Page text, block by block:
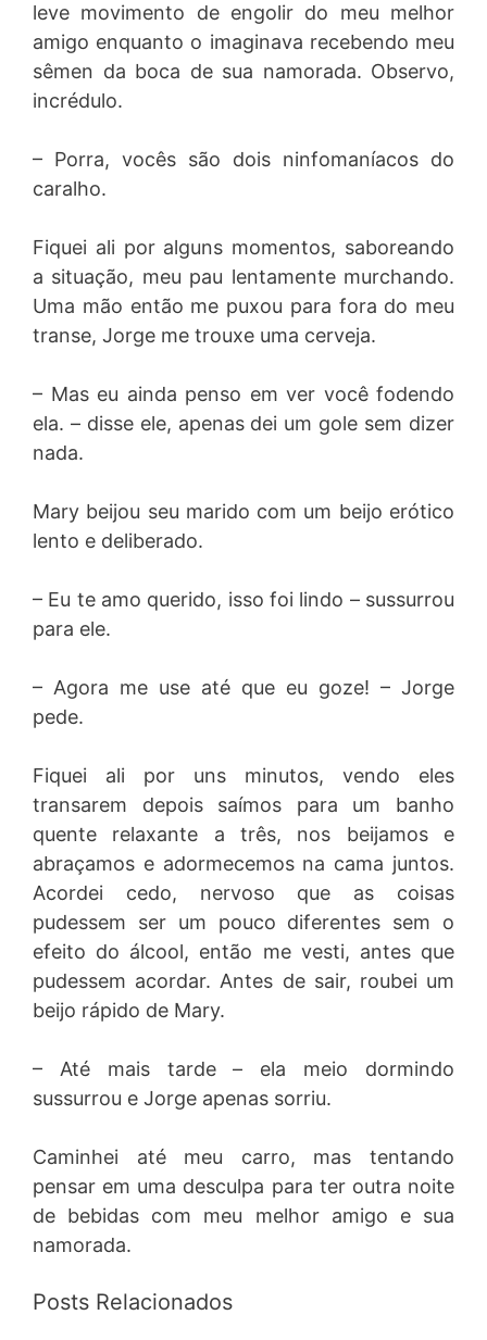
leve movimento de engolir do meu melhor
amigo enquanto o imaginava recebendo meu
sêmen da boca de sua namorada. Observo,
incrédulo.
– Porra, vocês são dois ninfomaníacos do
caralho.
Fiquei ali por alguns momentos, saboreando
a situação, meu pau lentamente murchando.
Uma mão então me puxou para fora do meu
transe, Jorge me trouxe uma cerveja.
– Mas eu ainda penso em ver você fodendo
ela. – disse ele, apenas dei um gole sem dizer
nada.
Mary beijou seu marido com um beijo erótico
lento e deliberado.
– Eu te amo querido, isso foi lindo – sussurrou
para ele.
– Agora me use até que eu goze! – Jorge
pede.
Fiquei ali por uns minutos, vendo eles
transarem depois saímos para um banho
quente relaxante a três, nos beijamos e
abraçamos e adormecemos na cama juntos.
Acordei cedo, nervoso que as coisas
pudessem ser um pouco diferentes sem o
efeito do álcool, então me vesti, antes que
pudessem acordar. Antes de sair, roubei um
beijo rápido de Mary.
– Até mais tarde – ela meio dormindo
sussurrou e Jorge apenas sorriu.
Caminhei até meu carro, mas tentando
pensar em uma desculpa para ter outra noite
de bebidas com meu melhor amigo e sua
namorada.
Posts Relacionados